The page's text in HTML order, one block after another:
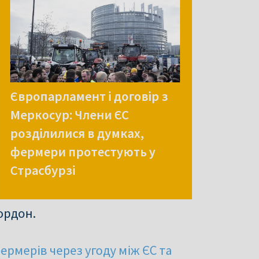
Європарламент і договір з
Меркосур: Члени ЄС
розділилися в думках,
фермери протестують у
Страсбурзі
через угоду між ЄС та